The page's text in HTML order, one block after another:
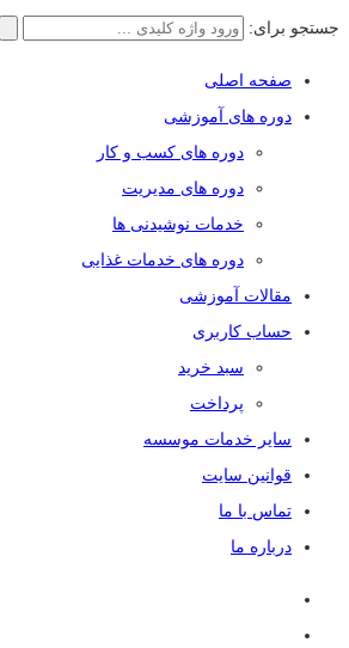
جستجو برای:
صفحه اصلی
دوره های آموزشی
دوره های کسب و کار
دوره های مدیریت
خدمات نوشیدنی ها
دوره های خدمات غذایی
مقالات آموزشی
حساب کاربری
سبد خرید
پرداخت
سایر خدمات موسسه
قوانین سایت
تماس با ما
درباره ما